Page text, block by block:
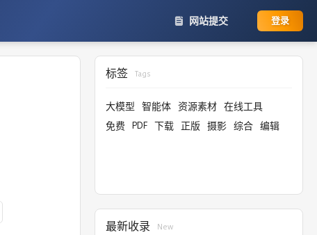
网站提交 登录
标签 Tags
大模型 智能体 资源素材 在线工具
免费 PDF 下载 正版 摄影 综合 编辑
最新收录 New